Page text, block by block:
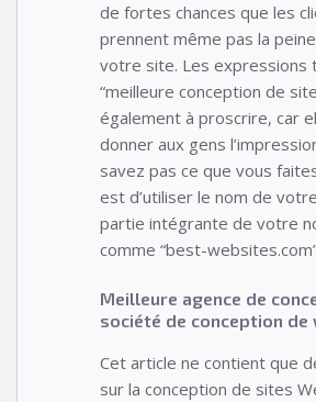
de fortes chances que les
prennent même pas la
votre site. Les expressions
“meilleure conception de
également à proscrire, car
donner aux gens
savez pas ce que vous
est d’utiliser le nom de
partie intégrante de votre
comme “best-
Meilleure agence de
société de conception de
Cet article ne contient que
sur la conception de sites